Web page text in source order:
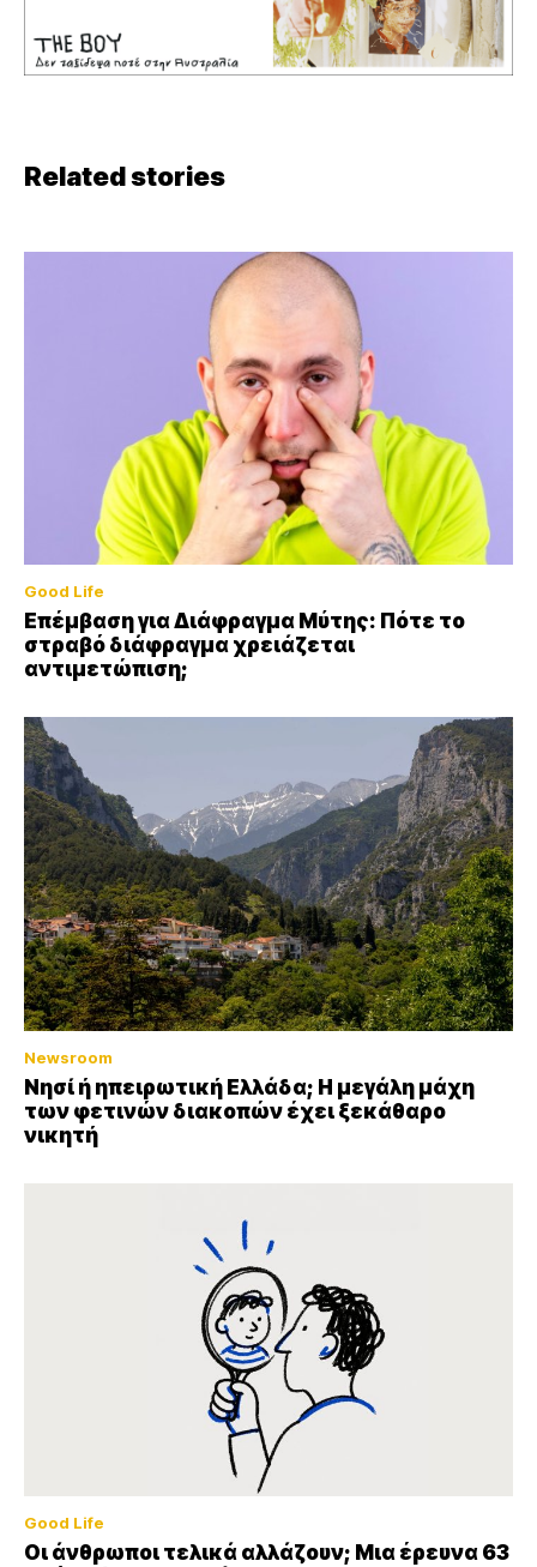
Related stories
Good Life
Επέμβαση για Διάφραγμα Μύτης: Πότε το
στραβό διάφραγμα χρειάζεται
αντιμετώπιση;
Newsroom
Νησί ή ηπειρωτική Ελλάδα; Η μεγάλη μάχη
των φετινών διακοπών έχει ξεκάθαρο
νικητή
Good Life
Οι άνθρωποι τελικά αλλάζουν; Μια έρευνα 63